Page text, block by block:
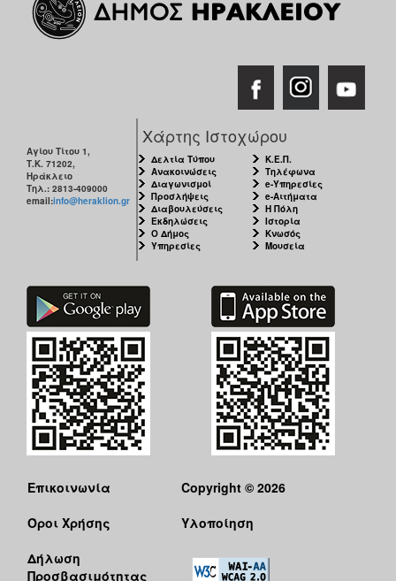
Αγίου Τίτου 1,
Τ.Κ. 71202,
Ηράκλειο
Τηλ.: 2813-409000
email:info@heraklion.gr
Χάρτης Ιστοχώρου
Δελτία Τύπου
Ανακοινώσεις
Διαγωνισμοί
Προσλήψεις
Διαβουλεύσεις
Εκδηλώσεις
Ο Δήμος
Υπηρεσίες
Κ.Ε.Π.
Τηλέφωνα
e-Υπηρεσίες
e-Αιτήματα
Η Πόλη
Ιστορία
Κνωσός
Μουσεία
Επικοινωνία
Όροι Χρήσης
Δήλωση
Προσβασιμότητας
Copyright © 2026
Υλοποίηση